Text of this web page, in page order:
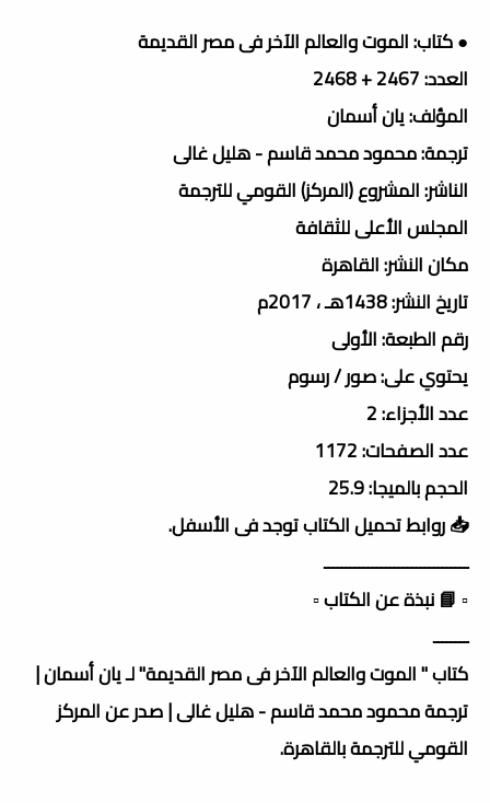
● كتاب: الموت والعالم الآخر فى مصر القديمة
العدد: 2467 + 2468
المؤلف: يان أسمان
ترجمة: محمود محمد قاسم - هليل غالى
الناشر: المشروع (المركز) القومي للترجمة
المجلس الأعلى للثقافة
مكان النشر: القاهرة
تاريخ النشر: 1438هـ ، 2017م
رقم الطبعة: الأولى
يحتوي على: صور / رسوم
عدد الأجزاء: 2
عدد الصفحات: 1172
الحجم بالميجا: 25.9
📥 روابط تحميل الكتاب توجد فى الأسفل.
ـــــــــــــــــــــــــــــــــ
▫️ 📘 نبذة عن الكتاب ▫️
ــــــــ
كتاب " الموت والعالم الآخر فى مصر القديمة" لـ يان أسمان |
ترجمة محمود محمد قاسم - هليل غالى | صدر عن المركز
القومي للترجمة بالقاهرة.